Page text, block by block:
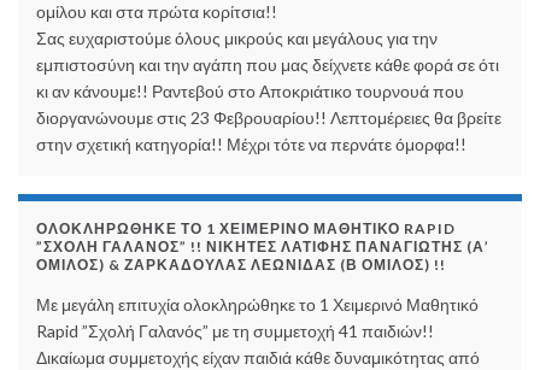
ομίλου και στα πρώτα κορίτσια!!
Σας ευχαριστούμε όλους μικρούς και μεγάλους για την
εμπιστοσύνη και την αγάπη που μας δείχνετε κάθε φορά σε ότι
κι αν κάνουμε!! Ραντεβού στο Αποκριάτικο τουρνουά που
διοργανώνουμε στις 23 Φεβρουαρίου!! Λεπτομέρειες θα βρείτε
στην σχετική κατηγορία!! Μέχρι τότε να περνάτε όμορφα!!
ΟΛΟΚΛΗΡΏΘΗΚΕ ΤΟ 1 ΧΕΙΜΕΡΙΝΌ ΜΑΘΗΤΙΚΌ RAPID
”ΣΧΟΛΉ ΓΑΛΑΝΌΣ” !! ΝΙΚΗΤΈΣ ΛΑΤΊΦΗΣ ΠΑΝΑΓΙΏΤΗΣ (Α’
ΌΜΙΛΟΣ) & ΖΑΡΚΑΔΟΎΛΑΣ ΛΕΩΝΊΔΑΣ (Β ΌΜΙΛΟΣ) !!
Με μεγάλη επιτυχία ολοκληρώθηκε το 1 Χειμερινό Μαθητικό
Rapid ”Σχολή Γαλανός” με τη συμμετοχή 41 παιδιών!!
Δικαίωμα συμμετοχής είχαν παιδιά κάθε δυναμικότητας από